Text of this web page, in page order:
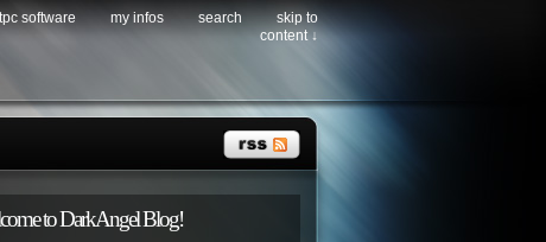
software my infos search
skip to
content ↓
to DarkAngel Blog!